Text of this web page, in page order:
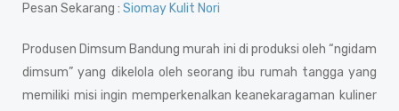
Pesan Sekarang : Siomay Kulit Nori
Produsen Dimsum Bandung murah ini di produksi oleh “ngidam
dimsum” yang dikelola oleh seorang ibu rumah tangga yang
memiliki misi ingin memperkenalkan keanekaragaman kuliner